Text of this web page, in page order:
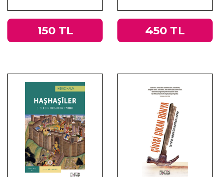
ve Doğu
150 TL 450 TL